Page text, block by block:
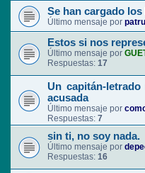
Se han cargado los
Último mensaje por
Estos si nos
Último mensaje por
Respuestas: 17
Un capitán-
acusada
Último mensaje por
Respuestas: 7
sin ti, no soy nada.
Último mensaje por
Respuestas: 16